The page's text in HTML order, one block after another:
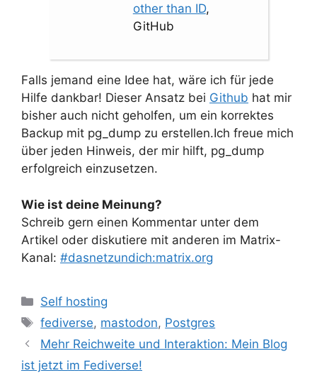
other than ID,
GitHub
Falls jemand eine Idee hat, wäre ich für jede
Hilfe dankbar! Dieser Ansatz bei Github hat mir
bisher auch nicht geholfen, um ein korrektes
Backup mit pg_dump zu erstellen.Ich freue mich
über jeden Hinweis, der mir hilft, pg_dump
erfolgreich einzusetzen.
Wie ist deine Meinung?
Schreib gern einen Kommentar unter dem
Artikel oder diskutiere mit anderen im Matrix-
Kanal: #dasnetzundich:matrix.org
Kategorien
Self hosting
Schlagwörter
fediverse, mastodon, Postgres
Mehr Reichweite und Interaktion: Mein Blog
ist jetzt im Fediverse!